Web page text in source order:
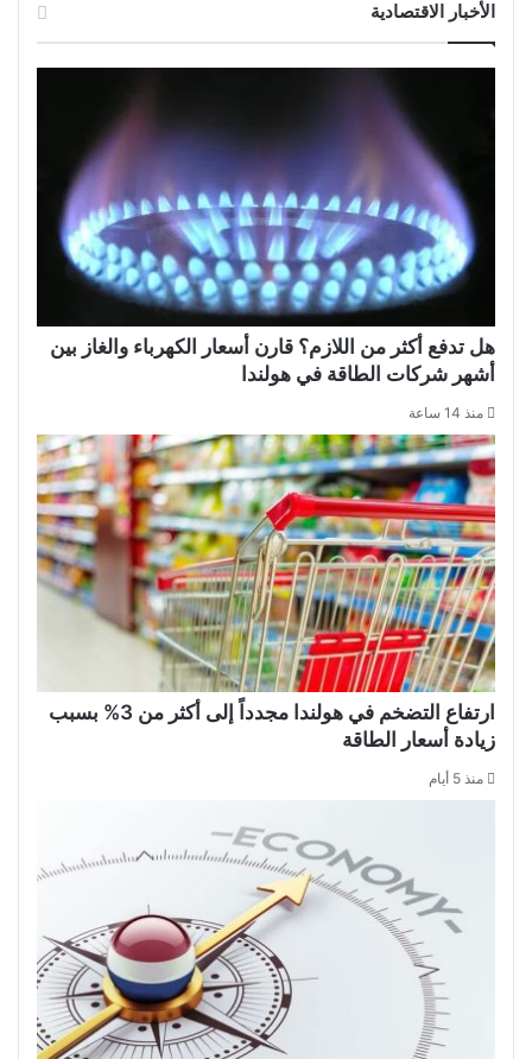
الأخبار الاقتصادية
هل تدفع أكثر من اللازم؟ قارن أسعار الكهرباء والغاز بين
أشهر شركات الطاقة في هولندا
منذ 14 ساعة
ارتفاع التضخم في هولندا مجدداً إلى أكثر من 3% بسبب
زيادة أسعار الطاقة
منذ 5 أيام